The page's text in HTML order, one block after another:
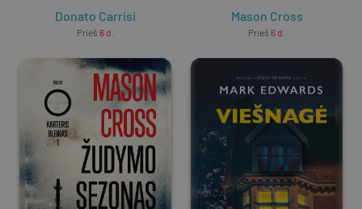
Donato Carrisi
Prieš 6 d.
Mason Cross
Prieš 6 d.